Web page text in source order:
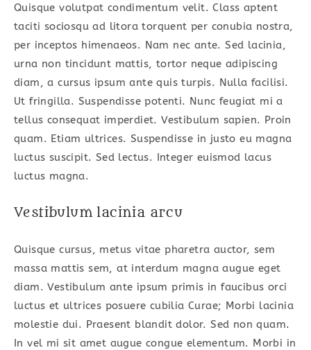
Quisque volutpat condimentum velit. Class aptent
taciti sociosqu ad litora torquent per conubia nostra,
per inceptos himenaeos. Nam nec ante. Sed lacinia,
urna non tincidunt mattis, tortor neque adipiscing
diam, a cursus ipsum ante quis turpis. Nulla facilisi.
Ut fringilla. Suspendisse potenti. Nunc feugiat mi a
tellus consequat imperdiet. Vestibulum sapien. Proin
quam. Etiam ultrices. Suspendisse in justo eu magna
luctus suscipit. Sed lectus. Integer euismod lacus
luctus magna.
Vestibulum lacinia arcu
Quisque cursus, metus vitae pharetra auctor, sem
massa mattis sem, at interdum magna augue eget
diam. Vestibulum ante ipsum primis in faucibus orci
luctus et ultrices posuere cubilia Curae; Morbi lacinia
molestie dui. Praesent blandit dolor. Sed non quam.
In vel mi sit amet augue congue elementum. Morbi in